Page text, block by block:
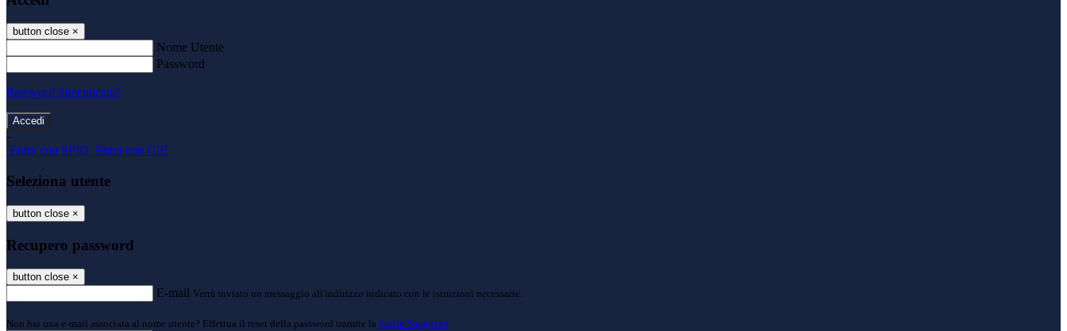
button close ×
Nome Utente
Password
Password dimenticata?
-
Entra con SPID Entra con CIE
Seleziona utente
button close ×
Recupero password
button close ×
E-mail Verrà inviato un messaggio all'indirizzo indicato con le istruzioni necessarie.
Non hai una e-mail associata al nome utente? Effettua il reset della password tramite la Login Spaggiari